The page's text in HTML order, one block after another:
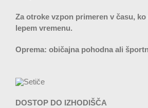
Za otroke vzpon primeren v času,
lepem vremenu.
Oprema: običajna pohodna ali
DOSTOP DO IZHODIŠČA